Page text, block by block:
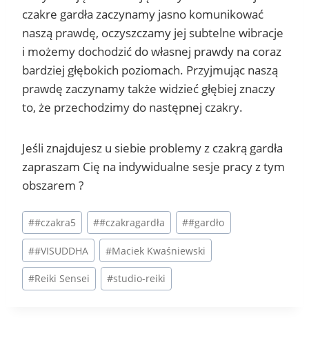
czakre gardła zaczynamy jasno komunikować
naszą prawdę, oczyszczamy jej subtelne wibracje
i możemy dochodzić do własnej prawdy na coraz
bardziej głębokich poziomach. Przyjmując naszą
prawdę zaczynamy także widzieć głębiej znaczy
to, że przechodzimy do następnej czakry.
Jeśli znajdujesz u siebie problemy z czakrą gardła
zapraszam Cię na indywidualne sesje pracy z tym
obszarem ?
Tagi
wpisu:
##czakra5 ##czakragardła ##gardło
##VISUDDHA #Maciek Kwaśniewski
#Reiki Sensei #studio-reiki